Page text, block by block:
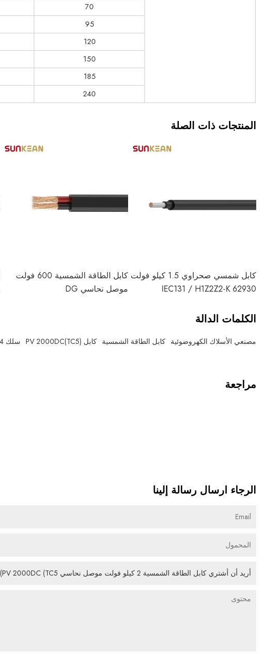
70
95
120
150
185
240
المنتجات ذات الصلة
كابل شمسي صحراوي 1.5 كيلو فولت
62930 IEC131 / H1Z2Z2-K
كابل الطاقة الشمسية 600 فولت
موصل نحاسي DG
الكلمات الدالة
مصنعي الأسلاك الكهروضوئية كابل الطاقة الشمسية كابل PV 2000DC(TC5) سلك 4 مم²
مراجعة
الرجاء ارسال رسالة إلينا